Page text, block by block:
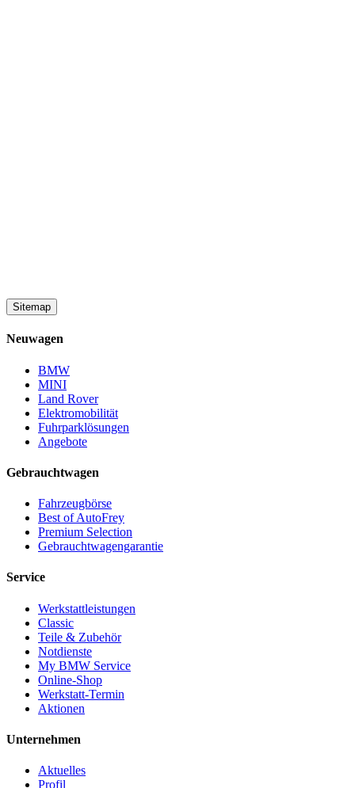
Sitemap
Neuwagen
BMW
MINI
Land Rover
Elektromobilität
Fuhrparklösungen
Angebote
Gebrauchtwagen
Fahrzeugbörse
Best of AutoFrey
Premium Selection
Gebrauchtwagengarantie
Service
Werkstattleistungen
Classic
Teile & Zubehör
Notdienste
My BMW Service
Online-Shop
Werkstatt-Termin
Aktionen
Unternehmen
Aktuelles
Profil